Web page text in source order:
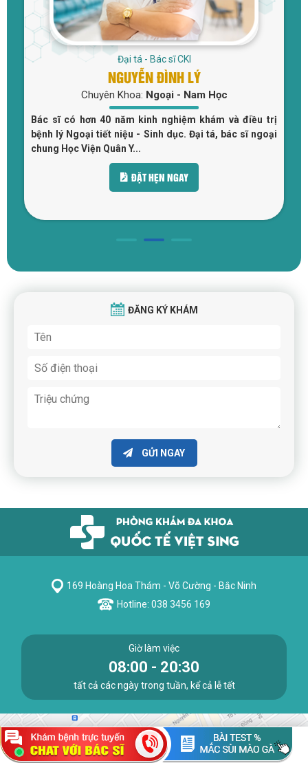
Đại tá - Bác sĩ CKI
NGUYỄN ĐÌNH LÝ
Chuyên Khoa: Ngoại - Nam Học
Bác sĩ có hơn 40 năm kinh nghiệm khám và điều trị
bệnh lý Ngoại tiết niệu - Sinh dục. Đại tá, bác sĩ ngoại
chung Học Viện Quân Y...
ĐẶT HẸN NGAY
ĐĂNG KÝ KHÁM
GỬI NGAY
169 Hoàng Hoa Thám - Võ Cường - Bắc Ninh
Hotline: 038 3456 169
Giờ làm việc
08:00 - 20:30
tất cả các ngày trong tuần, kể cả lễ tết